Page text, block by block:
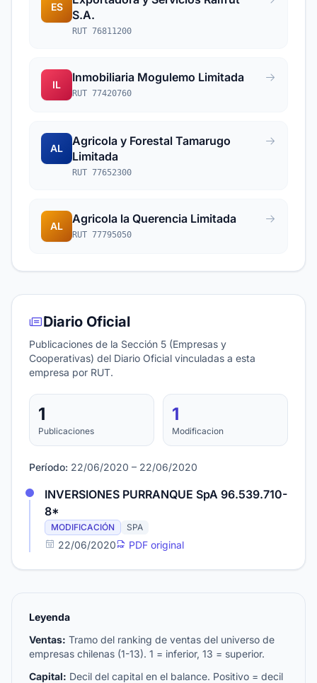
ES
S.A.
RUT 76811200
IL
Inmobiliaria Mogulemo Limitada
RUT 77420760
AL
Agricola y Forestal Tamarugo
Limitada
RUT 77652300
AL
Agricola la Querencia Limitada
RUT 77795050
Diario Oficial
Publicaciones de la Sección 5 (Empresas y
Cooperativas) del Diario Oficial vinculadas a esta
empresa por RUT.
1
Publicaciones
1
Modificacion
Período: 22/06/2020 – 22/06/2020
INVERSIONES PURRANQUE SpA 96.539.710-
8*
MODIFICACIÓN SPA
22/06/2020 PDF original
Leyenda
Ventas: Tramo del ranking de ventas del universo de
empresas chilenas (1-13). 1 = inferior, 13 = superior.
Capital: Decil del capital en el balance. Positivo = decil